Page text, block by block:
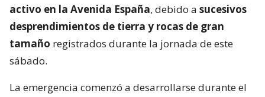
activo en la Avenida España, debido a sucesivos
desprendimientos de tierra y rocas de gran
tamaño registrados durante la jornada de este
sábado.
La emergencia comenzó a desarrollarse durante el